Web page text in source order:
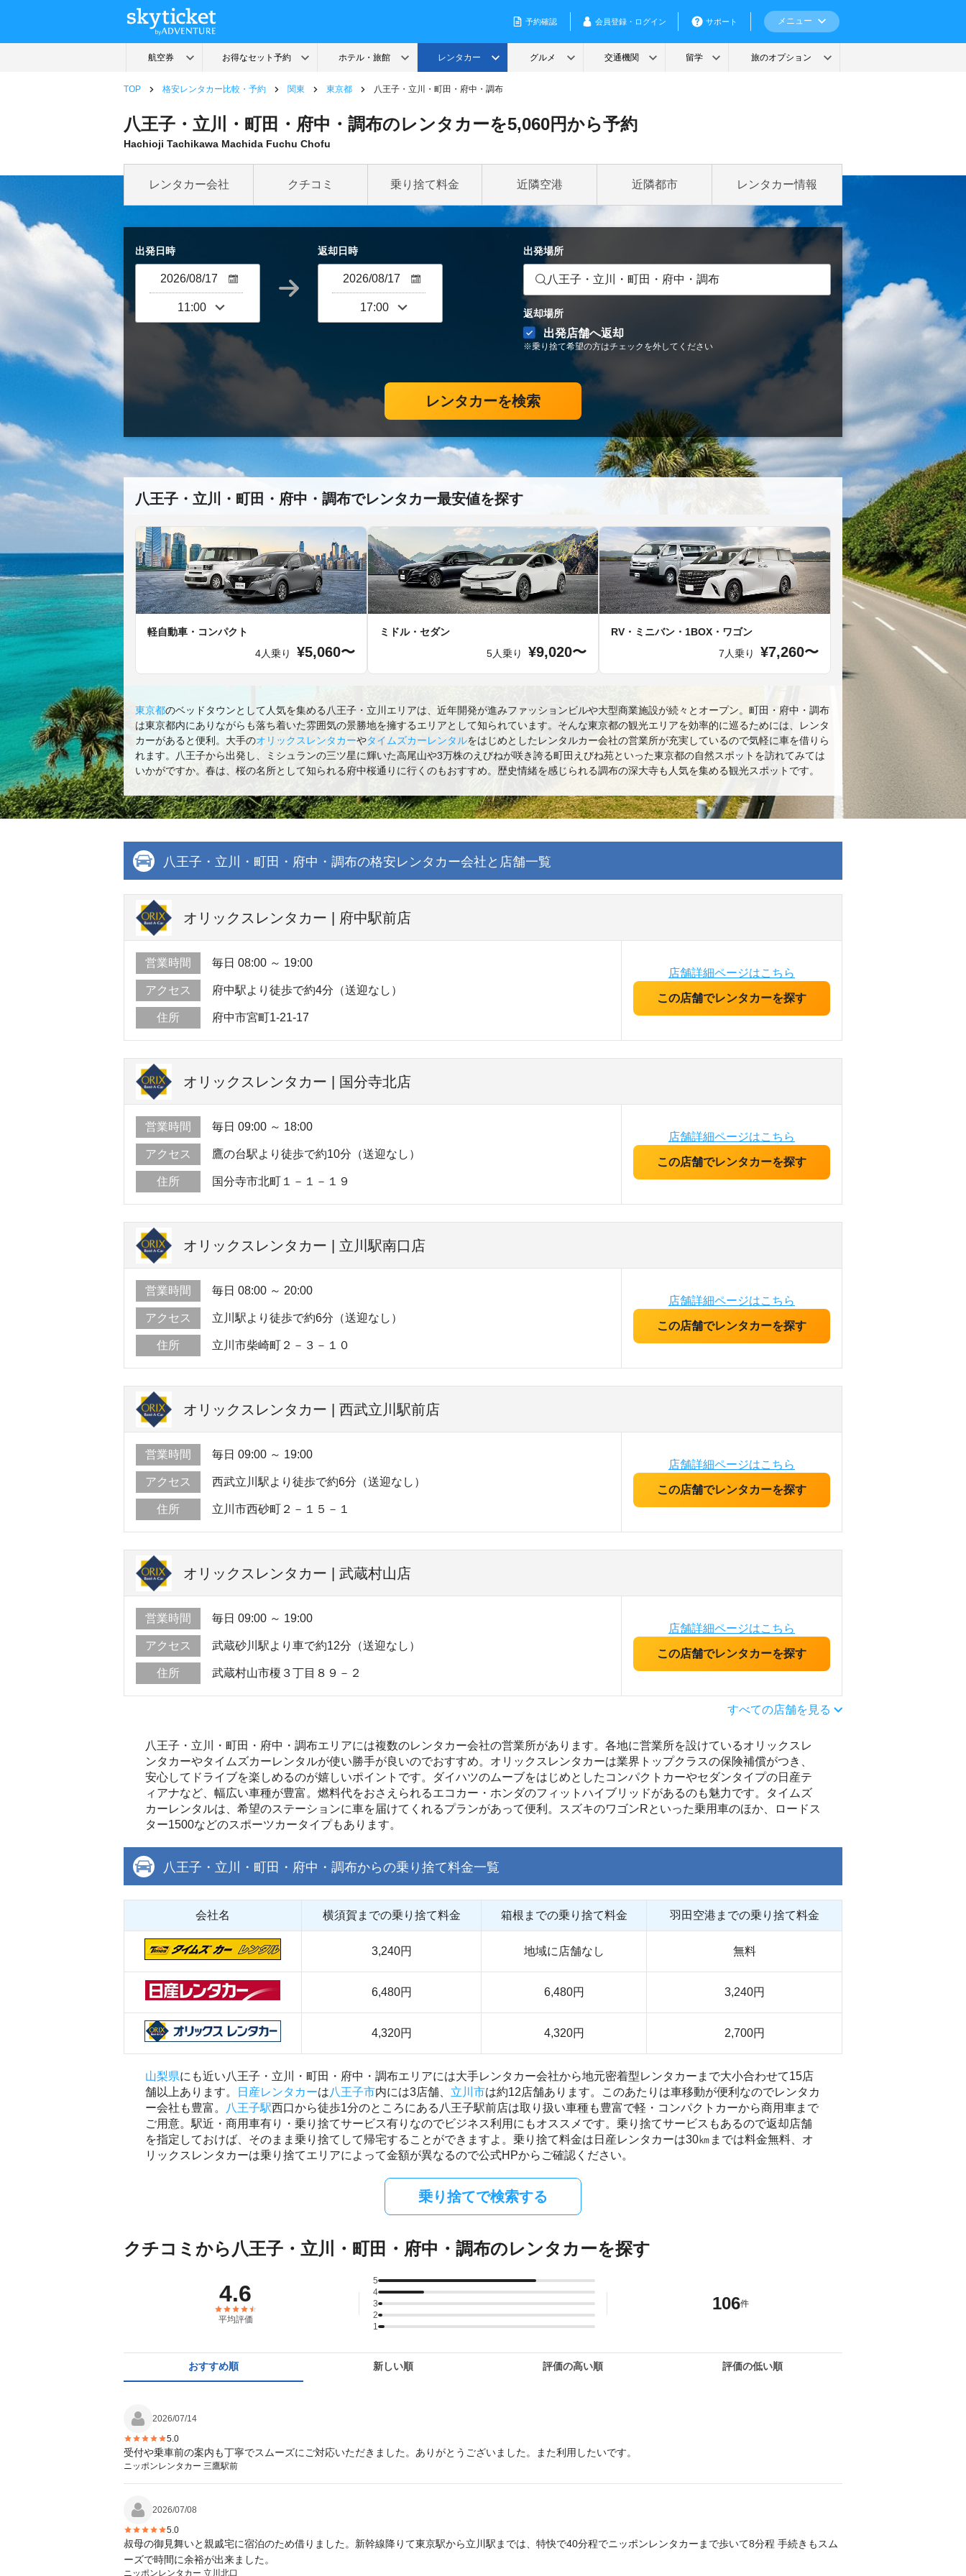
TOP 格安レンタカー比較・予約 関東 東京都 八王子・立川・町田・府中・調布
八王子・立川・町田・府中・調布のレンタカーを5,060円から予約
Hachioji Tachikawa Machida Fuchu Chofu
レンタカー会社 クチコミ 乗り捨て料金 近隣空港 近隣都市 レンタカー情報
出発日時 返却日時 出発場所
八王子・立川・町田・府中・調布
返却場所
出発店舗へ返却
※乗り捨て希望の方はチェックを外してください
レンタカーを検索
八王子・立川・町田・府中・調布でレンタカー最安値を探す
軽自動車・コンパクト
4人乗り
¥5,060〜
ミドル・セダン
5人乗り
¥9,020〜
RV・ミニバン・1BOX・ワゴン
7人乗り
¥7,260〜
東京都のベッドタウンとして人気を集める八王子・立川エリアは、近年開発が進みファッションビルや大型商業施設が続々とオープン。町田・府中・調布
は東京都内にありながらも落ち着いた雰囲気の景勝地を擁するエリアとして知られています。そんな東京都の観光エリアを効率的に巡るためには、レンタ
カーがあると便利。大手のオリックスレンタカーやタイムズカーレンタルをはじめとしたレンタルカー会社の営業所が充実しているので気軽に車を借りら
れます。八王子から出発し、ミシュランの三ツ星に輝いた高尾山や3万株のえびねが咲き誇る町田えびね苑といった東京都の自然スポットを訪れてみては
いかがですか。春は、桜の名所として知られる府中桜通りに行くのもおすすめ。歴史情緒を感じられる調布の深大寺も人気を集める観光スポットです。
八王子・立川・町田・府中・調布の格安レンタカー会社と店舗一覧
オリックスレンタカー | 府中駅前店
営業時間 毎日 08:00 ～ 19:00
アクセス 府中駅より徒歩で約4分（送迎なし）
住所 府中市宮町1-21-17
店舗詳細ページはこちら
この店舗でレンタカーを探す
オリックスレンタカー | 国分寺北店
営業時間 毎日 09:00 ～ 18:00
アクセス 鷹の台駅より徒歩で約10分（送迎なし）
住所 国分寺市北町１－１－１９
店舗詳細ページはこちら
この店舗でレンタカーを探す
オリックスレンタカー | 立川駅南口店
営業時間 毎日 08:00 ～ 20:00
アクセス 立川駅より徒歩で約6分（送迎なし）
住所 立川市柴崎町２－３－１０
店舗詳細ページはこちら
この店舗でレンタカーを探す
オリックスレンタカー | 西武立川駅前店
営業時間 毎日 09:00 ～ 19:00
アクセス 西武立川駅より徒歩で約6分（送迎なし）
住所 立川市西砂町２－１５－１
店舗詳細ページはこちら
この店舗でレンタカーを探す
オリックスレンタカー | 武蔵村山店
営業時間 毎日 09:00 ～ 19:00
アクセス 武蔵砂川駅より車で約12分（送迎なし）
住所 武蔵村山市榎３丁目８９－２
店舗詳細ページはこちら
この店舗でレンタカーを探す
すべての店舗を見る
八王子・立川・町田・府中・調布エリアには複数のレンタカー会社の営業所があります。各地に営業所を設けているオリックスレ
ンタカーやタイムズカーレンタルが使い勝手が良いのでおすすめ。オリックスレンタカーは業界トップクラスの保険補償がつき、
安心してドライブを楽しめるのが嬉しいポイントです。ダイハツのムーブをはじめとしたコンパクトカーやセダンタイプの日産テ
ィアナなど、幅広い車種が豊富。燃料代をおさえられるエコカー・ホンダのフィットハイブリッドがあるのも魅力です。タイムズ
カーレンタルは、希望のステーションに車を届けてくれるプランがあって便利。スズキのワゴンRといった乗用車のほか、ロードス
ター1500などのスポーツカータイプもあります。
八王子・立川・町田・府中・調布からの乗り捨て料金一覧
会社名 横須賀までの乗り捨て料金 箱根までの乗り捨て料金 羽田空港までの乗り捨て料金
3,240円 地域に店舗なし 無料
6,480円 6,480円 3,240円
4,320円 4,320円 2,700円
山梨県にも近い八王子・立川・町田・府中・調布エリアには大手レンタカー会社から地元密着型レンタカーまで大小合わせて15店
舗以上あります。
日産レンタカーは八王子市内には3店舗、 立川市は約12店舗あります。このあたりは車移動が便利なのでレンタカ
ー会社も豊富。
八王子駅西口から徒歩1分のところにある八王子駅前店は取り扱い車種も豊富で軽・コンパクトカーから商用車まで
ご用意。駅近・商用車有り・乗り捨てサービス有りなのでビジネス利用にもオススメです。乗り捨てサービスもあるので返却店舗
を指定しておけば、そのまま乗り捨てして帰宅することができますよ。乗り捨て料金は日産レンタカーは30㎞までは料金無料、オ
リックスレンタカーは乗り捨てエリアによって金額が異なるので公式HPからご確認ください。
乗り捨てで検索する
クチコミから八王子・立川・町田・府中・調布のレンタカーを探す
4.6
平均評価
5
4
3
2
1
106件
おすすめ順 新しい順 評価の高い順 評価の低い順
2026/07/14
5.0
受付や乗車前の案内も丁寧でスムーズにご対応いただきました。ありがとうございました。また利用したいです。
ニッポンレンタカー 三鷹駅前
2026/07/08
5.0
叔母の御見舞いと親戚宅に宿泊のため借りました。新幹線降りて東京駅から立川駅までは、特快で40分程でニッポンレンタカーまで歩いて8分程 手続きもスム
ーズで時間に余裕が出来ました。
ニッポンレンタカー 立川北口